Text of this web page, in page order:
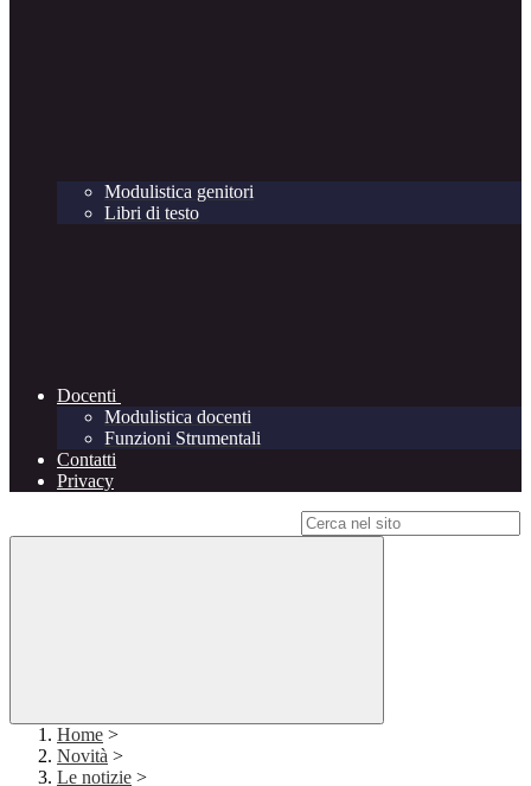
Modulistica genitori
Libri di testo
Docenti
Modulistica docenti
Funzioni Strumentali
Contatti
Privacy
Home >
Novità >
Le notizie >